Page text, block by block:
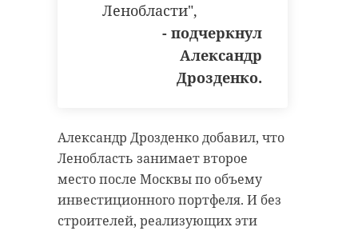
Ленобласти",
- подчеркнул
Александр
Дрозденко.
Александр Дрозденко добавил, что
Ленобласть занимает второе
место после Москвы по объему
инвестиционного портфеля. И без
строителей, реализующих эти